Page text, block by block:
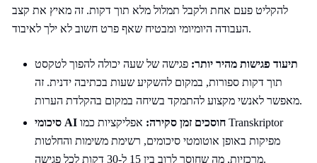
להקליט פעם אחת ולקבל תמלול מלא תוך דקות. זה מאיץ את קצב
העבודה היומיומי ומבטיח שאף פרט חשוב לא ילך לאיבוד.
תיעוד פגישות מהיר יותר: פגישה של שעה יכולה להפוך לטקסט
תוך דקות ספורות, במקום להשקיע שעות בכתיבה ידנית. זה
מאפשר לאנשי מקצוע להתמקד בשיחה במקום בהקלדת הערות.
סיכומי AI חוסכים זמן סקירה: אפליקציות כמו Transkriptor
מפיקות באופן אוטומטי סיכומים, רשימת משימות והחלטות
מרכזיות, מה שחוסך לרוב בין 15 ל-30 דקות לכל פגישה.